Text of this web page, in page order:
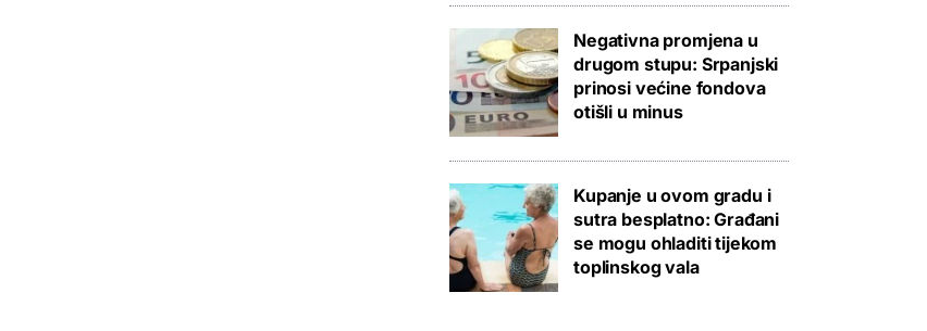
Negativna promjena u
drugom stupu: Srpanjski
prinosi većine fondova
otišli u minus
Kupanje u ovom gradu i
sutra besplatno: Građani
se mogu ohladiti tijekom
toplinskog vala